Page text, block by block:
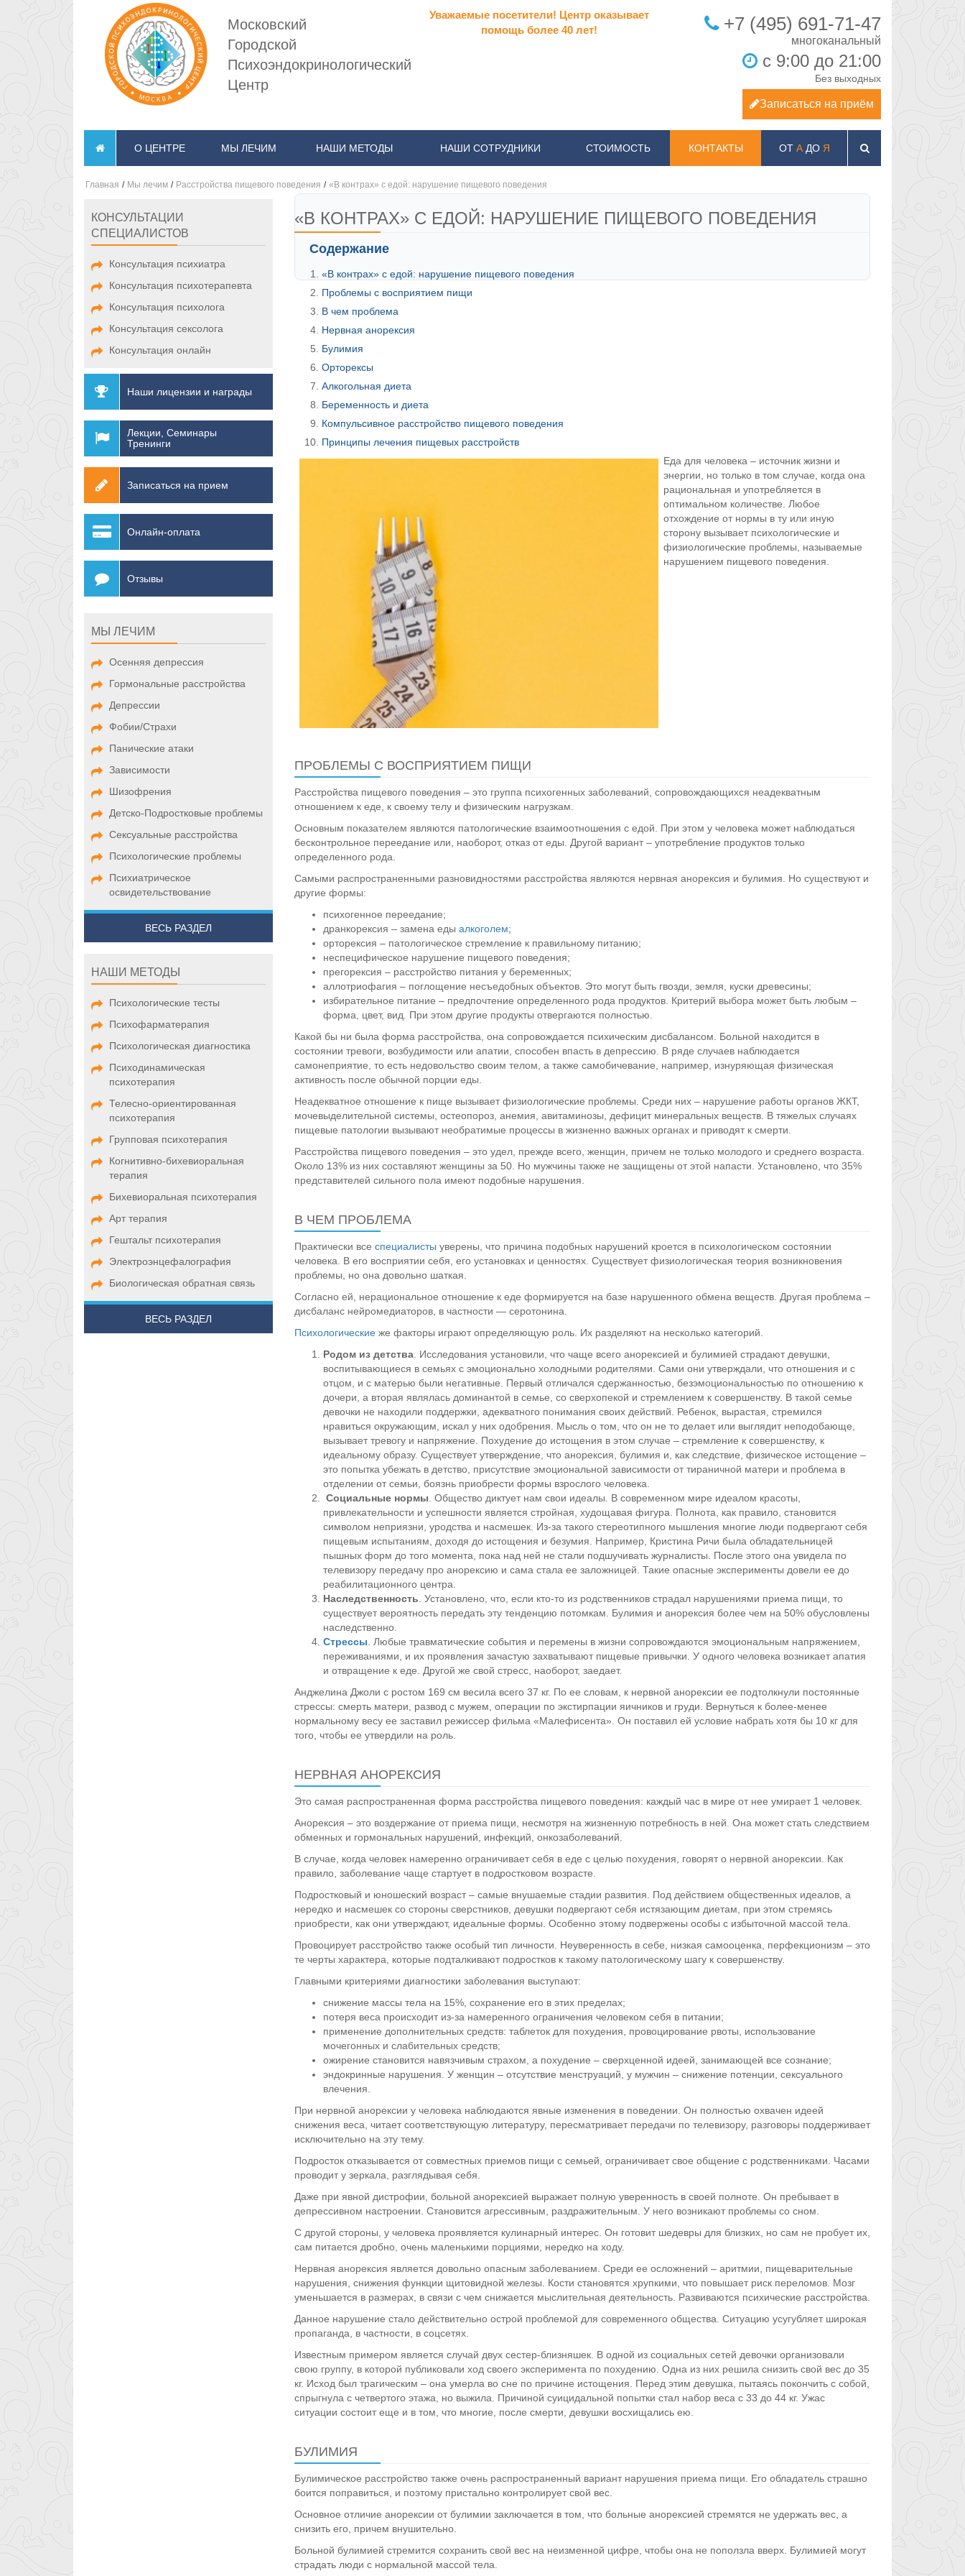
Московский
Городской
Психоэндокринологический
Центр
Уважаемые посетители! Центр оказывает
помощь более 40 лет!
+7 (495) 691-71-47
с 9:00 до 21:00
Без выходных
Записаться на приём
О ЦЕНТРЕ МЫ ЛЕЧИМ НАШИ МЕТОДЫ НАШИ СОТРУДНИКИ СТОИМОСТЬ КОНТАКТЫ ОТ АДО Я
Главная / Мы лечим / Расстройства пищевого поведения / «В контрах» с едой: нарушение пищевого поведения
КОНСУЛЬТАЦИИ
СПЕЦИАЛИСТОВ
Консультация психиатра
Консультация психотерапевта
Консультация психолога
Консультация сексолога
Консультация онлайн
Наши лицензии и награды
Лекции, Семинары
Тренинги
Записаться на прием
Онлайн-оплата
Отзывы
МЫ ЛЕЧИМ
Осенняя депрессия
Гормональные расстройства
Депрессии
Фобии/Страхи
Панические атаки
Зависимости
Шизофрения
Детско-Подростковые проблемы
Сексуальные расстройства
Психологические проблемы
Психиатрическое
освидетельствование
ВЕСЬ РАЗДЕЛ
НАШИ МЕТОДЫ
Психологические тесты
Психофарматерапия
Психологическая диагностика
Психодинамическая
психотерапия
Телесно-ориентированная
психотерапия
Групповая психотерапия
Когнитивно-бихевиоральная
терапия
Бихевиоральная психотерапия
Арт терапия
Гештальт психотерапия
Электроэнцефалография
Биологическая обратная связь
ВЕСЬ РАЗДЕЛ
«В КОНТРАХ» С ЕДОЙ: НАРУШЕНИЕ ПИЩЕВОГО ПОВЕДЕНИЯ
Содержание
«В контрах» с едой: нарушение пищевого поведения
Проблемы с восприятием пищи
В чем проблема
Нервная анорексия
Булимия
Орторексы
Алкогольная диета
Беременность и диета
Компульсивное расстройство пищевого поведения
Принципы лечения пищевых расстройств
Еда для человека – источник жизни и
энергии, но только в том случае, когда она
рациональная и употребляется в
оптимальном количестве. Любое
отхождение от нормы в ту или иную
сторону вызывает психологические и
физиологические проблемы, называемые
нарушением пищевого поведения.
ПРОБЛЕМЫ С ВОСПРИЯТИЕМ ПИЩИ
Расстройства пищевого поведения – это группа психогенных заболеваний, сопровождающихся неадекватным
отношением к еде, к своему телу и физическим нагрузкам.
Основным показателем являются патологические взаимоотношения с едой. При этом у человека может наблюдаться
бесконтрольное переедание или, наоборот, отказ от еды. Другой вариант – употребление продуктов только
определенного рода.
Самыми распространенными разновидностями расстройства являются нервная анорексия и булимия. Но существуют и
другие формы:
психогенное переедание;
дранкорексия – замена еды алкоголем;
орторексия – патологическое стремление к правильному питанию;
неспецифическое нарушение пищевого поведения;
прегорексия – расстройство питания у беременных;
аллотриофагия – поглощение несъедобных объектов. Это могут быть гвозди, земля, куски древесины;
избирательное питание – предпочтение определенного рода продуктов. Критерий выбора может быть любым –
форма, цвет, вид. При этом другие продукты отвергаются полностью.
Какой бы ни была форма расстройства, она сопровождается психическим дисбалансом. Больной находится в
состоянии тревоги, возбудимости или апатии, способен впасть в депрессию. В ряде случаев наблюдается
самонеприятие, то есть недовольство своим телом, а также самобичевание, например, изнуряющая физическая
активность после обычной порции еды.
Неадекватное отношение к пище вызывает физиологические проблемы. Среди них – нарушение работы органов ЖКТ,
мочевыделительной системы, остеопороз, анемия, авитаминозы, дефицит минеральных веществ. В тяжелых случаях
пищевые патологии вызывают необратимые процессы в жизненно важных органах и приводят к смерти.
Расстройства пищевого поведения – это удел, прежде всего, женщин, причем не только молодого и среднего возраста.
Около 13% из них составляют женщины за 50. Но мужчины также не защищены от этой напасти. Установлено, что 35%
представителей сильного пола имеют подобные нарушения.
В ЧЕМ ПРОБЛЕМА
Практически все специалисты уверены, что причина подобных нарушений кроется в психологическом состоянии
человека. В его восприятии себя, его установках и ценностях. Существует физиологическая теория возникновения
проблемы, но она довольно шаткая.
Согласно ей, нерациональное отношение к еде формируется на базе нарушенного обмена веществ. Другая проблема –
дисбаланс нейромедиаторов, в частности — серотонина.
Психологическиеже факторы играют определяющую роль. Их разделяют на несколько категорий.
Родом из детства. Исследования установили, что чаще всего анорексией и булимией страдают девушки,
воспитывающиеся в семьях с эмоционально холодными родителями. Сами они утверждали, что отношения и с
отцом, и с матерью были негативные. Первый отличался сдержанностью, безэмоциональностью по отношению к
дочери, а вторая являлась доминантой в семье, со сверхопекой и стремлением к совершенству. В такой семье
девочки не находили поддержки, адекватного понимания своих действий. Ребенок, вырастая, стремился
нравиться окружающим, искал у них одобрения. Мысль о том, что он не то делает или выглядит неподобающе,
вызывает тревогу и напряжение. Похудение до истощения в этом случае – стремление к совершенству, к
идеальному образу. Существует утверждение, что анорексия, булимия и, как следствие, физическое истощение –
это попытка убежать в детство, присутствие эмоциональной зависимости от тираничной матери и проблема в
отделении от семьи, боязнь приобрести формы взрослого человека.
Социальные нормы . Общество диктует нам свои идеалы. В современном мире идеалом красоты,
привлекательности и успешности является стройная, худощавая фигура. Полнота, как правило, становится
символом неприязни, уродства и насмешек. Из-за такого стереотипного мышления многие люди подвергают себя
пищевым испытаниям, доходя до истощения и безумия. Например, Кристина Ричи была обладательницей
пышных форм до того момента, пока над ней не стали подшучивать журналисты. После этого она увидела по
телевизору передачу про анорексию и сама стала ее заложницей. Такие опасные эксперименты довели ее до
реабилитационного центра.
Наследственность . Установлено, что, если кто-то из родственников страдал нарушениями приема пищи, то
существует вероятность передать эту тенденцию потомкам. Булимия и анорексия более чем на 50% обусловлены
наследственно.
Стрессы . Любые травматические события и перемены в жизни сопровождаются эмоциональным напряжением,
переживаниями, и их проявления зачастую захватывают пищевые привычки. У одного человека возникает апатия
и отвращение к еде. Другой же свой стресс, наоборот, заедает.
Анджелина Джоли с ростом 169 см весила всего 37 кг. По ее словам, к нервной анорексии ее подтолкнули постоянные
стрессы: смерть матери, развод с мужем, операции по экстирпации яичников и груди. Вернуться к более-менее
нормальному весу ее заставил режиссер фильма «Малефисента». Он поставил ей условие набрать хотя бы 10 кг для
того, чтобы ее утвердили на роль.
НЕРВНАЯ АНОРЕКСИЯ
Это самая распространенная форма расстройства пищевого поведения: каждый час в мире от нее умирает 1 человек.
Анорексия – это воздержание от приема пищи, несмотря на жизненную потребность в ней. Она может стать следствием
обменных и гормональных нарушений, инфекций, онкозаболеваний.
В случае, когда человек намеренно ограничивает себя в еде с целью похудения, говорят о нервной анорексии. Как
правило, заболевание чаще стартует в подростковом возрасте.
Подростковый и юношеский возраст – самые внушаемые стадии развития. Под действием общественных идеалов, а
нередко и насмешек со стороны сверстников, девушки подвергают себя истязающим диетам, при этом стремясь
приобрести, как они утверждают, идеальные формы. Особенно этому подвержены особы с избыточной массой тела.
Провоцирует расстройство также особый тип личности. Неуверенность в себе, низкая самооценка, перфекционизм – это
те черты характера, которые подталкивают подростков к такому патологическому шагу к совершенству.
Главными критериями диагностики заболевания выступают:
снижение массы тела на 15%, сохранение его в этих пределах;
потеря веса происходит из-за намеренного ограничения человеком себя в питании;
применение дополнительных средств: таблеток для похудения, провоцирование рвоты, использование
мочегонных и слабительных средств;
ожирение становится навязчивым страхом, а похудение – сверхценной идеей, занимающей все сознание;
эндокринные нарушения. У женщин – отсутствие менструаций, у мужчин – снижение потенции, сексуального
влечения.
При нервной анорексии у человека наблюдаются явные изменения в поведении. Он полностью охвачен идеей
снижения веса, читает соответствующую литературу, пересматривает передачи по телевизору, разговоры поддерживает
исключительно на эту тему.
Подросток отказывается от совместных приемов пищи с семьей, ограничивает свое общение с родственниками. Часами
проводит у зеркала, разглядывая себя.
Даже при явной дистрофии, больной анорексией выражает полную уверенность в своей полноте. Он пребывает в
депрессивном настроении. Становится агрессивным, раздражительным. У него возникают проблемы со сном.
С другой стороны, у человека проявляется кулинарный интерес. Он готовит шедевры для близких, но сам не пробует их,
сам питается дробно, очень маленькими порциями, нередко на ходу.
Нервная анорексия является довольно опасным заболеванием. Среди ее осложнений – аритмии, пищеварительные
нарушения, снижения функции щитовидной железы. Кости становятся хрупкими, что повышает риск переломов. Мозг
уменьшается в размерах, в связи с чем снижается мыслительная деятельность. Развиваются психические расстройства.
Данное нарушение стало действительно острой проблемой для современного общества. Ситуацию усугубляет широкая
пропаганда, в частности, в соцсетях.
Известным примером является случай двух сестер-близняшек. В одной из социальных сетей девочки организовали
свою группу, в которой публиковали ход своего эксперимента по похудению. Одна из них решила снизить свой вес до 35
кг. Исход был трагическим – она умерла во сне по причине истощения. Перед этим девушка, пытаясь покончить с собой,
спрыгнула с четвертого этажа, но выжила. Причиной суицидальной попытки стал набор веса с 33 до 44 кг. Ужас
ситуации состоит еще и в том, что многие, после смерти, девушки восхищались ею.
БУЛИМИЯ
Булимическое расстройство также очень распространенный вариант нарушения приема пищи. Его обладатель страшно
боится поправиться, и поэтому пристально контролирует свой вес.
Основное отличие анорексии от булимии заключается в том, что больные анорексией стремятся не удержать вес, а
снизить его, причем внушительно.
Больной булимией стремится сохранить свой вес на неизменной цифре, чтобы она не поползла вверх. Булимией могут
страдать люди с нормальной массой тела.